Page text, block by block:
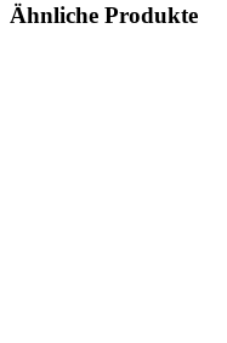
Ähnliche Produkte